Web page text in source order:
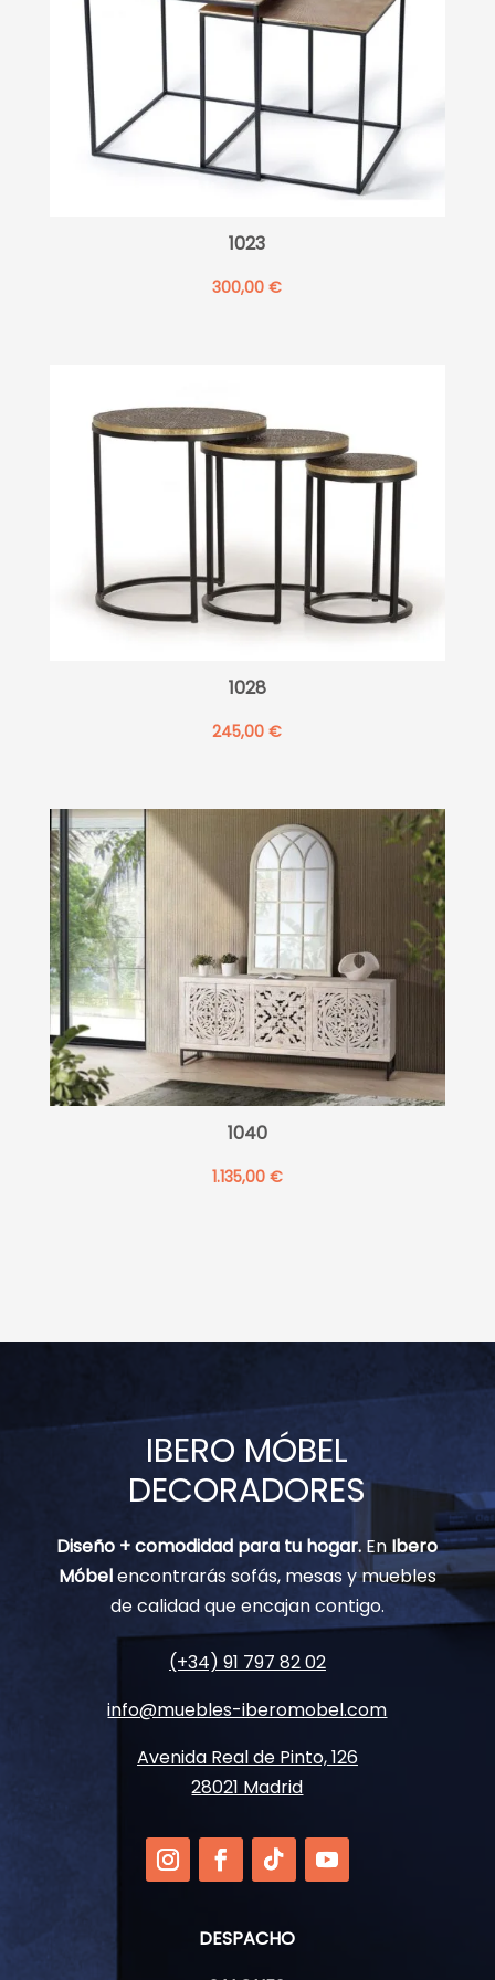
1023
300,00€
1028
245,00€
1040
1.135,00 €
IBERO MÓBEL
DECORADORES
Diseño + comodidad para tu hogar. EnIbero
Móbelencontrarás sofás, mesas y muebles
de calidad que encajan contigo.
(+34) 91 797 82 02
info@muebles-iberomobel.com
Avenida Real de Pinto, 126
28021 Madrid
DESPACHO